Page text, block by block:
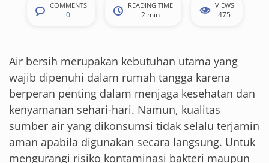
COMMENTS
0
READING TIME
2 min
VIEWS
475
Air bersih merupakan kebutuhan utama yang
wajib dipenuhi dalam rumah tangga karena
berperan penting dalam menjaga kesehatan dan
kenyamanan sehari-hari. Namun, kualitas
sumber air yang dikonsumsi tidak selalu terjamin
aman apabila digunakan secara langsung. Untuk
mengurangi risiko kontaminasi bakteri maupun